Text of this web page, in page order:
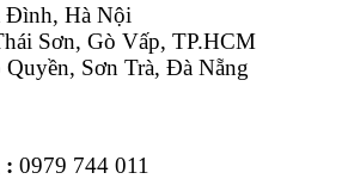
- Ba Đình, Hà Nội
Sơn, Gò Vấp, TP.HCM
Sơn Trà, Đà Nẵng
: 0979 744 011